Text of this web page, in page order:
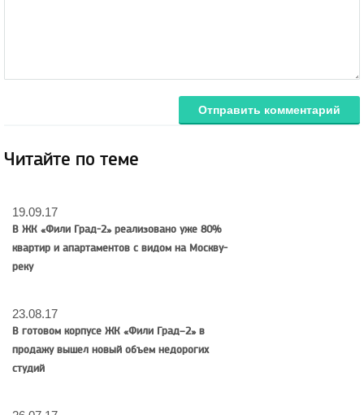
Отправить комментарий
Читайте по теме
19.09.17
В ЖК «Фили Град-2» реализовано уже 80%
квартир и апартаментов с видом на Москву-
реку
23.08.17
В готовом корпусе ЖК «Фили Град–2» в
продажу вышел новый объем недорогих
студий